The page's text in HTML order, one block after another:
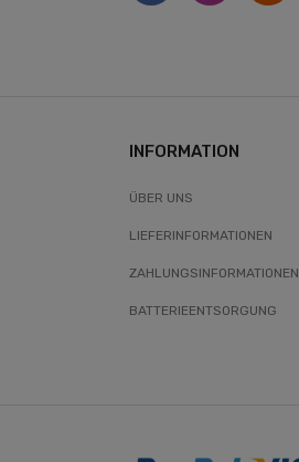
INFORMATION
ÜBER UNS
LIEFERINFORMATIONEN
ZAHLUNGSINFORMATIONEN
BATTERIEENTSORGUNG